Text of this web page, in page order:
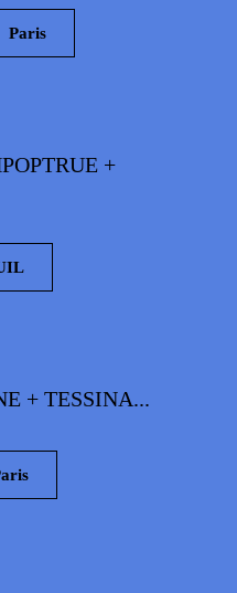
Paris
+
+ TESSINA...